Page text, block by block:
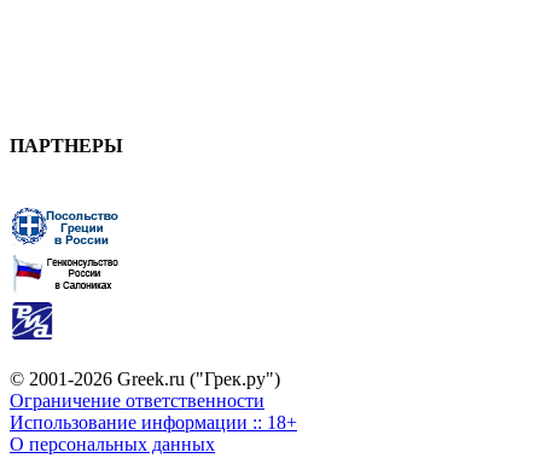
ПАРТНЕРЫ
© 2001-2026 Greek.ru ("Грек.ру")
Ограничение ответственности
Использование информации :: 18+
О персональных данных